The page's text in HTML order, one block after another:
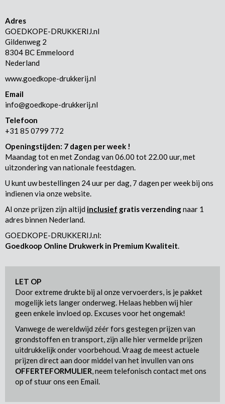
Adres
GOEDKOPE-DRUKKERIJ.nl
Gildenweg 2
8304 BC Emmeloord
Nederland
www.goedkope-drukkerij.nl
Email
info@goedkope-drukkerij.nl
Telefoon
+31 85 0799 772
Openingstijden: 7 dagen per week !
Maandag tot en met Zondag van 06.00 tot 22.00 uur, met
uitzondering van nationale feestdagen.
U kunt uw bestellingen 24 uur per dag, 7 dagen per week bij ons
indienen via onze website.
Al onze prijzen zijn altijd inclusief gratis verzendingnaar 1
adres binnen Nederland.
GOEDKOPE-DRUKKERIJ.nl:
Goedkoop Online Drukwerk in Premium Kwaliteit.
LET OP
Door extreme drukte bij al onze vervoerders, is je pakket
mogelijk iets langer onderweg. Helaas hebben wij hier
geen enkele invloed op. Excuses voor het ongemak!
Vanwege de wereldwijd zéér fors gestegen prijzen van
grondstoffen en transport, zijn alle hier vermelde prijzen
uitdrukkelijk onder voorbehoud. Vraag de meest actuele
prijzen direct aan door middel van het invullen van ons
OFFERTEFORMULIER, neem telefonisch contact met ons
op of stuur ons een Email.